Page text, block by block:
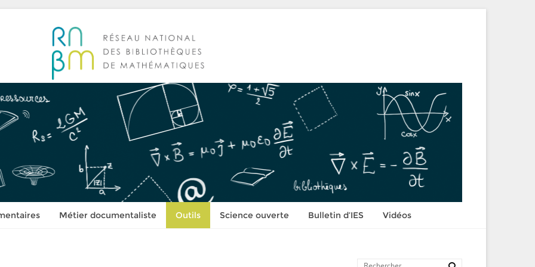
Métier documentaliste Outils Science ouverte Bulletin d’IES Vidéos